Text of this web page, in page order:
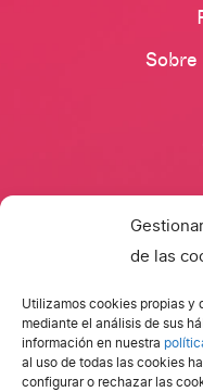
de las
Utilizamos cookies propias y
mediante el análisis de sus
información en nuestra
al uso de todas las cookies
configurar o rechazar las
Ibermedia Next.